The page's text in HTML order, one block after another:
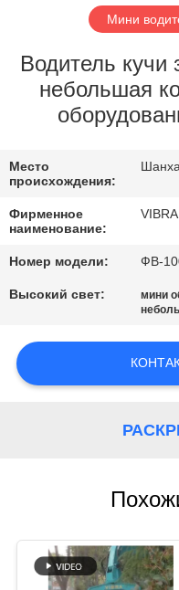
ФАБРИКИ
ПРОВЕРКА
КАЧЕСТВА
СВЯЖИТЕСЬ
МЫ
НОВОСТИ
ЦИТАТУ
SITEMAP
Мини
Водитель кучи
небольшая
Место
происхождения:
Фирменное
наименование:
VIBRA
Номер модели: ФВ-
Высокий свет: мини